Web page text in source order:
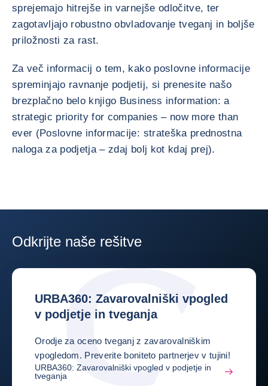
sprejemajo hitrejše in varnejše odločitve, ter
zagotavljajo robustno obvladovanje tveganj in boljše
priložnosti za rast.
Za več informacij o tem, kako poslovne informacije
spreminjajo ravnanje podjetij, si prenesite našo
brezplačno belo knjigo Business information: a
strategic priority for companies – now more than
ever (Poslovne informacije: strateška prednostna
naloga za podjetja – zdaj bolj kot kdaj prej).
Odkrijte naše rešitve
URBA360: Zavarovalniški vpogled
v podjetje in tveganja
Orodje za oceno tveganj z zavarovalniškim
vpogledom. Preverite boniteto partnerjev v tujini!
URBA360: Zavarovalniški vpogled v podjetje in
tveganja